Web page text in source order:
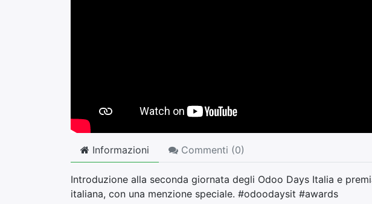
Informazioni Commenti (0)
Introduzione alla seconda giornata degli Odoo Days Italia e
italiana, con una menzione speciale. #odoodaysit #awards